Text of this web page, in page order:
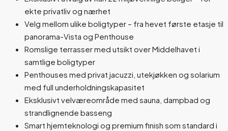
ekte privatliv og nærhet
Velg mellom ulike boligtyper – fra hevet første etasje til
panorama-Vista og Penthouse
Romslige terrasser med utsikt over Middelhavet i
samtlige boligtyper
Penthouses med privat jacuzzi, utekjøkken og solarium
med full underholdningskapasitet
Eksklusivt velværeområde med sauna, dampbad og
strandlignende basseng
Smart hjemteknologi og premium finish som standard i